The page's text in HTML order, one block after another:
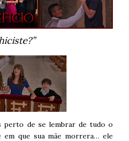
perto de se lembrar de tudo o
em que sua mãe morrera… ele